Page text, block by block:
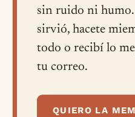
sin ruido ni
sirvió, hacete
todo o recibí lo
tu correo.
QUIERO LA